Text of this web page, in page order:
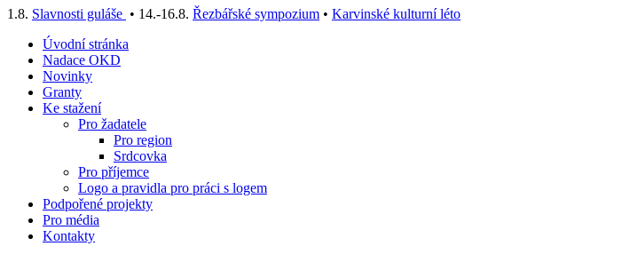
1.8. Slavnosti guláše • 14.-16.8. Řezbářské sympozium • Karvinské kulturní léto
Úvodní stránka
Nadace OKD
Novinky
Granty
Ke stažení
Pro žadatele
Pro region
Srdcovka
Pro příjemce
Logo a pravidla pro práci s logem
Podpořené projekty
Pro média
Kontakty